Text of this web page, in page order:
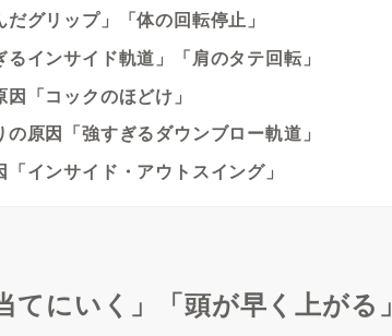
グリップ」「体の回転停止」
インサイド軌道」「肩のタテ回転」
「コックのほどけ」
原因「強すぎるダウンブロー軌道」
インサイド・アウトスイング」
てにいく」「頭が早く上がる」